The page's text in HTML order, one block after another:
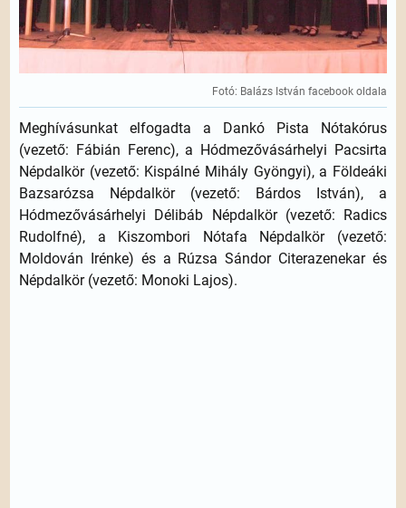
Fotó: Balázs István facebook oldala
Meghívásunkat elfogadta a Dankó Pista Nótakórus
(vezető: Fábián Ferenc), a Hódmezővásárhelyi Pacsirta
Népdalkör (vezető: Kispálné Mihály Gyöngyi), a Földeáki
Bazsarózsa Népdalkör (vezető: Bárdos István), a
Hódmezővásárhelyi Délibáb Népdalkör (vezető: Radics
Rudolfné), a Kiszombori Nótafa Népdalkör (vezető:
Moldován Irénke) és a Rúzsa Sándor Citerazenekar és
Népdalkör (vezető: Monoki Lajos).